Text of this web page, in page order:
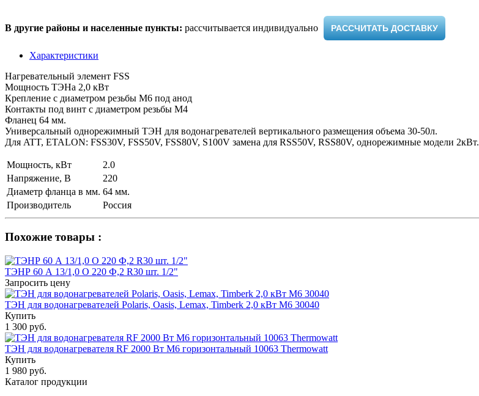
В другие районы и населенные пункты: рассчитывается индивидуально ​ РАССЧИТАТЬ ДОСТАВКУ
Характеристики
Нагревательный элемент FSS
Мощность ТЭНа 2,0 кВт
Крепление с диаметром резьбы M6 под анод
Контакты под винт с диаметром резьбы М4
Фланец 64 мм.
Универсальный однорежимный ТЭН для водонагревателей вертикального размещения объема 30-50л.
Для ATT, ETALON: FSS30V, FSS50V, FSS80V, S100V замена для RSS50V, RSS80V, однорежимные модели 2кВт.
Мощность, кВт
2.0
Напряжение, В
220
Диаметр фланца в мм. 64 мм.
Производитель
Россия
Похожие товары :
ТЭНР 60 А 13/1,0 О 220 Ф,2 R30 шт. 1/2"
Запросить цену
ТЭН для водонагревателей Polaris, Oasis, Lemax, Timberk 2,0 кВт M6 30040
Купить
1 300 руб.
ТЭН для водонагревателя RF 2000 Вт M6 горизонтальный 10063 Thermowatt
Купить
1 980 руб.
Каталог продукции